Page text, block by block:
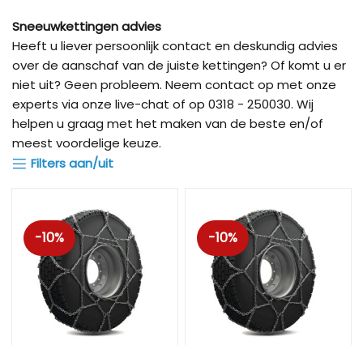
Sneeuwkettingen advies
Heeft u liever persoonlijk contact en deskundig advies
over de aanschaf van de juiste kettingen? Of komt u er
niet uit? Geen probleem. Neem contact op met onze
experts via onze live-chat of op 0318 - 250030. Wij
helpen u graag met het maken van de beste en/of
meest voordelige keuze.
Filters aan/uit
-10% -10%